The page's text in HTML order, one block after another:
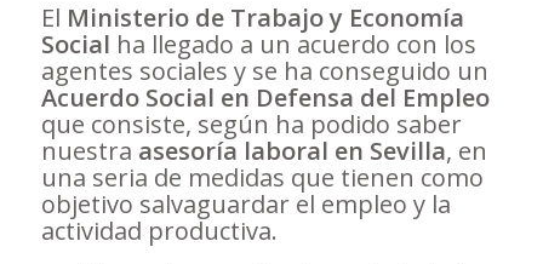
El Ministerio de Trabajo y Economía
Social ha llegado a un acuerdo con los
agentes sociales y se ha conseguido un
Acuerdo Social en Defensa del Empleo
que consiste, según ha podido saber
nuestra asesoría laboral en Sevilla, en
una seria de medidas que tienen como
objetivo salvaguardar el empleo y la
actividad productiva.